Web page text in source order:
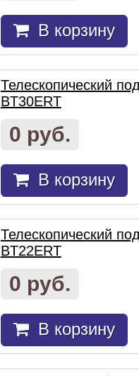
В корзину
Телескопический
BT30ERT
0 руб.
В корзину
Телескопический
BT22ERT
0 руб.
В корзину